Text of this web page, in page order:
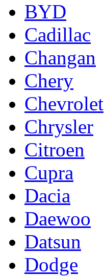
BYD
Cadillac
Changan
Chery
Chevrolet
Chrysler
Citroen
Cupra
Dacia
Daewoo
Datsun
Dodge